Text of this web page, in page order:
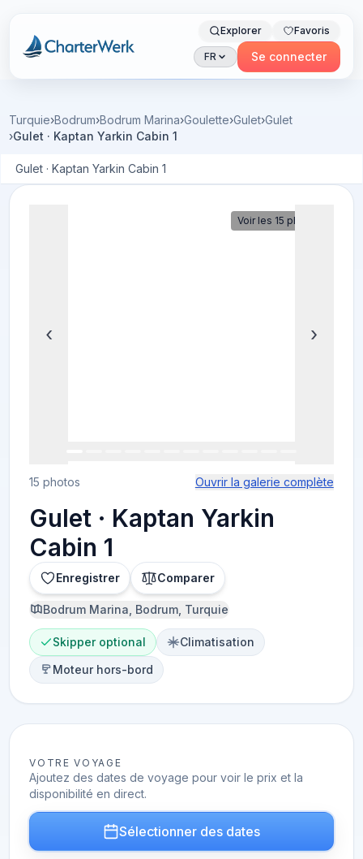
Charterwerk
Explorer Favoris
FR Se connecter
Turquie›Bodrum›Bodrum Marina›Goulette›Gulet›Gulet
›Gulet · Kaptan Yarkin Cabin 1
Gulet · Kaptan Yarkin Cabin 1
Voir les 15 photos
‹ ›
15 photos Ouvrir la galerie complète
Gulet · Kaptan Yarkin
Cabin 1
Enregistrer Comparer
Bodrum Marina, Bodrum, Turquie
Skipper optional
Climatisation
Moteur hors-bord
VOTRE VOYAGE
Ajoutez des dates de voyage pour voir le prix et la
disponibilité en direct.
Sélectionner des dates